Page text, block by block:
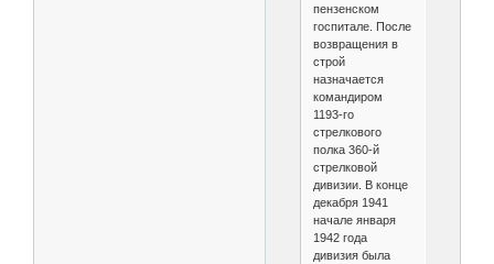
пензенском
госпитале. После
возвращения в
строй
назначается
командиром
1193-го
стрелкового
полка 360-й
стрелковой
дивизии. В конце
декабря 1941
начале января
1942 года
дивизия была